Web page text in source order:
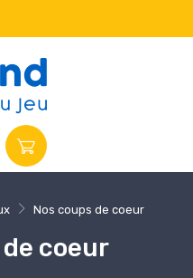
Nos coups de coeur
coeur